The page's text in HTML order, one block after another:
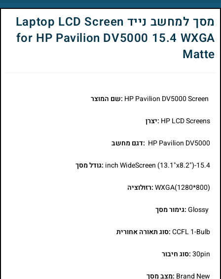
מסך למחשב נייד Laptop LCD Screen
for HP Pavilion DV5000 15.4 WXGA
Matte
:שם המוצר
HP LCD Screens :יצרן
HP Pavilion DV5000 :דגם מחשב
15.4-inch WideScreen (13.1"x8.2") :גודל מסך
WXGA(1280*800):רזולוציה
Glossy:גימור מסך
CCFL 1-Bulb:סוג תאורה אחורית
30pin:סוג חיבור
Brand New :מצב מסך